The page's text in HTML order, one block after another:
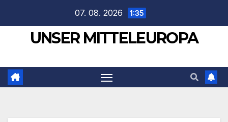
springen
07. 08. 2026 1:35
UNSER MITTELEUROPA